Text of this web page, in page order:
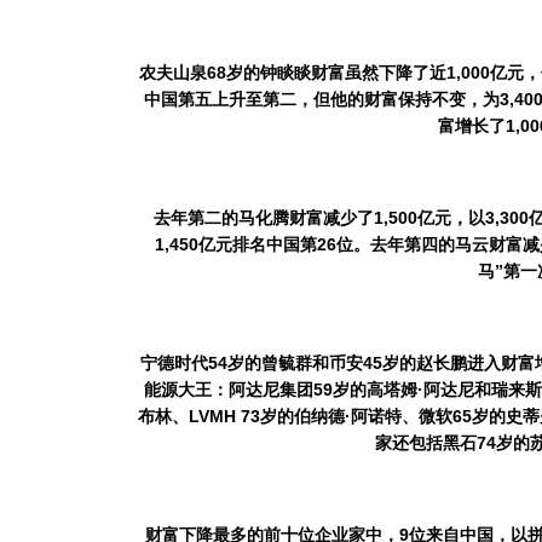
农夫山泉68岁的钟睒睒财富虽然下降了近1,000亿元
中国第五上升至第二，但他的财富保持不变，为3,400
富增长了
去年第二的马化腾财富减少了1,500亿元，以3,300
1,450亿元排名中国第26位。去年第四的马云财富
马”第一
宁德时代54岁的曾毓群和币安45岁的赵长鹏进入财富
能源大王：阿达尼集团59岁的高塔姆· 阿达尼和瑞来
布林、 LVMH 73岁的伯纳德· 阿诺特、微软65岁的史
家还包括黑石74岁的
财富下降最多的前十位企业家中， 9位来自中国，以